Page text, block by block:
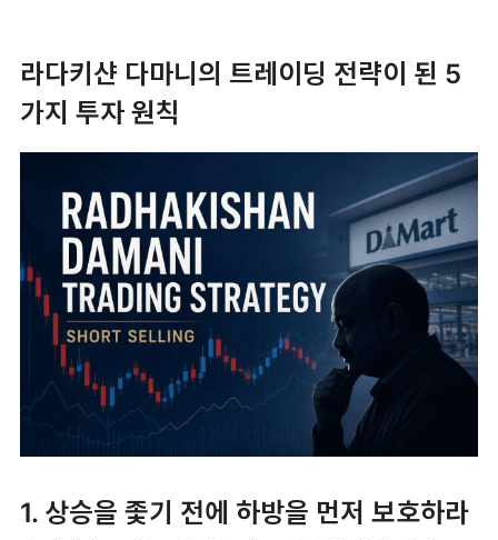
라다키샨 다마니의 트레이딩 전략이 된 5
가지 투자 원칙
1. 상승을 좇기 전에 하방을 먼저 보호하라